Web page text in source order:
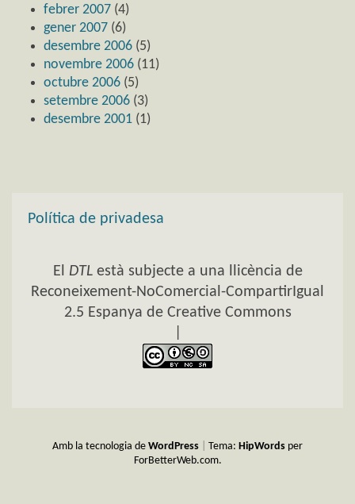
febrer 2007 (4)
gener 2007 (6)
desembre 2006 (5)
novembre 2006 (11)
octubre 2006 (5)
setembre 2006 (3)
desembre 2001 (1)
Política de privadesa
El DTLestà subjecte a una llicència de
Reconeixement-NoComercial-CompartirIgual
2.5 Espanya de Creative Commons
Amb la tecnologia de WordPress Tema: HipWords per
ForBetterWeb.com.